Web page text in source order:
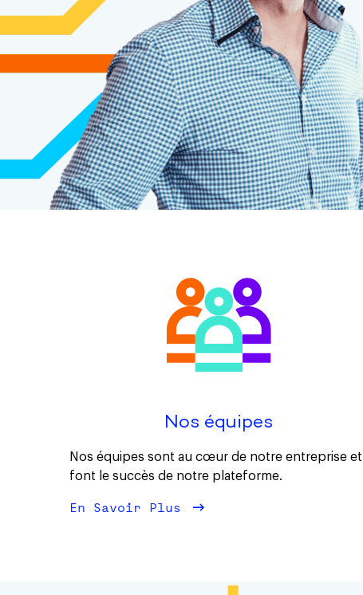
Nos équipes
Nos équipes sont au cœur de notre entreprise et
font le succès de notre plateforme.
En Savoir Plus À Propos Nos équipes